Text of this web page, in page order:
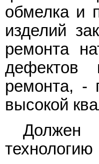
обмелка и
изделий
ремонта
дефектов
ремонта, -
высокой
Должен